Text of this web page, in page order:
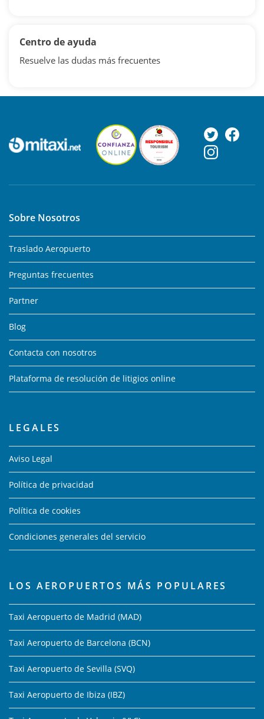
Centro de ayuda
Resuelve las dudas más frecuentes
Sobre Nosotros
Traslado Aeropuerto
Preguntas frecuentes
Partner
Blog
Contacta con nosotros
Plataforma de resolución de litigios online
LEGALES
Aviso Legal
Política de privacidad
Política de cookies
Condiciones generales del servicio
LOS AEROPUERTOS MÁS POPULARES
Taxi Aeropuerto de Madrid (MAD)
Taxi Aeropuerto de Barcelona (BCN)
Taxi Aeropuerto de Sevilla (SVQ)
Taxi Aeropuerto de Ibiza (IBZ)